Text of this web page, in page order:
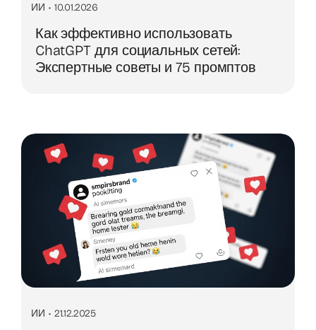
ИИ • 10.01.2026
Как эффективно использовать
ChatGPT для социальных сетей:
Экспертные советы и 75 промптов
ИИ • 21.12.2025